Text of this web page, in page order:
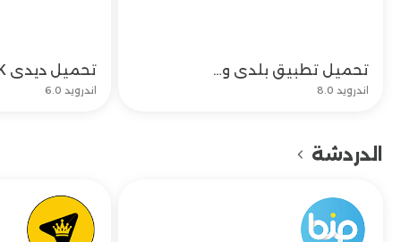
تحميل تطبيق بلدي وتحديث تنزيل برنامج Balady APK مجاناً
اندرويد 8.0 اندرويد 6.0
الدردشة